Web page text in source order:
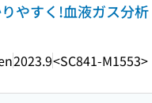
やすく!血液ガス分析
2023.9<SC841-M1553>